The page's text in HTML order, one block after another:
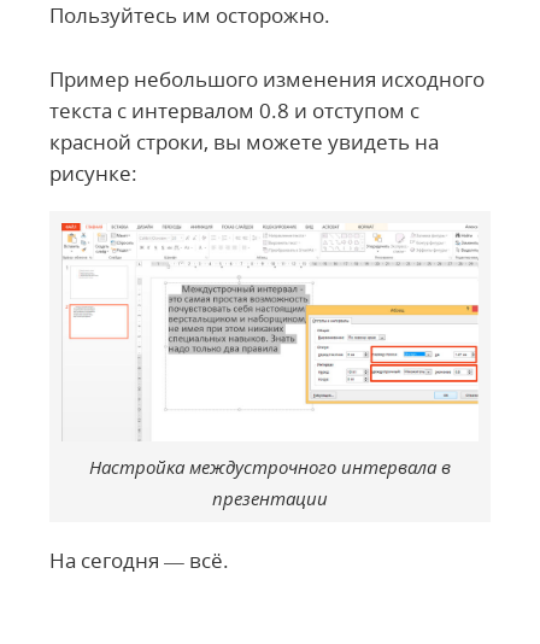
Пользуйтесь им осторожно.
Пример небольшого изменения исходного
текста с интервалом 0.8 и отступом с
красной строки, вы можете увидеть на
рисунке:
Настройка междустрочного интервала в
презентации
На сегодня — всё.